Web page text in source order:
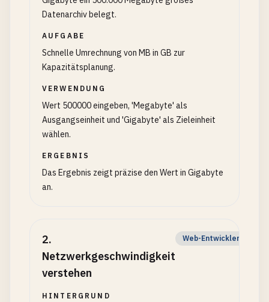
Datenarchiv belegt.
AUFGABE
Schnelle Umrechnung von MB in GB zur
Kapazitätsplanung.
VERWENDUNG
Wert 500000 eingeben, 'Megabyte' als
Ausgangseinheit und 'Gigabyte' als Zieleinheit
wählen.
ERGEBNIS
Das Ergebnis zeigt präzise den Wert in Gigabyte
an.
2.
Netzwerkgeschwindigkeit
verstehen
Web-Entwickler
HINTERGRUND